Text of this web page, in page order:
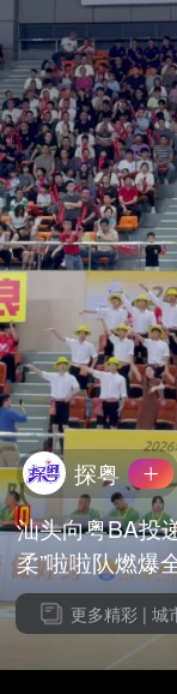
探粤
汕头向粤BA投
柔”啦啦队燃爆
更多精彩 | 城